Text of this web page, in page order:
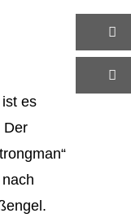
es
Der